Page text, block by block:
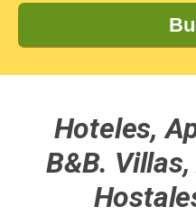
Hoteles,
B&B.